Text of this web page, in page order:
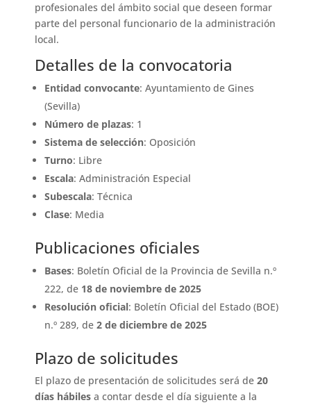
profesionales del ámbito social que deseen formar
parte del personal funcionario de la administración
local.
Detalles de la convocatoria
Entidad convocante: Ayuntamiento de Gines
(Sevilla)
Número de plazas: 1
Sistema de selección: Oposición
Turno: Libre
Escala: Administración Especial
Subescala: Técnica
Clase: Media
Publicaciones oficiales
Bases: Boletín Oficial de la Provincia de Sevilla n.º
222, de 18 de noviembre de 2025
Resolución oficial: Boletín Oficial del Estado (BOE)
n.º 289, de2 de diciembre de 2025
Plazo de solicitudes
El plazo de presentación de solicitudes será de20
días hábiles a contar desde el día siguiente a la